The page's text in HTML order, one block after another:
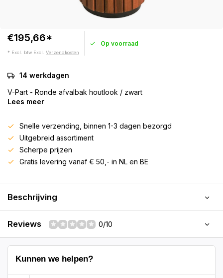
€195,66*
* Excl. btw Excl. Verzendkosten
Op voorraad
14 werkdagen
V-Part - Ronde afvalbak houtlook / zwart
Lees meer
Snelle verzending, binnen 1-3 dagen bezorgd
Uitgebreid assortiment
Scherpe prijzen
Gratis levering vanaf € 50,- in NL en BE
Beschrijving
Reviews 0/10
Kunnen we helpen?